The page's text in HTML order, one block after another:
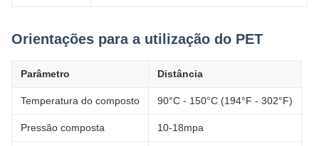
Orientações para a utilização do PET
Parâmetro Distância
Temperatura do composto 90°C - 150°C (194°F - 302°F)
Pressão composta 10-18mpa